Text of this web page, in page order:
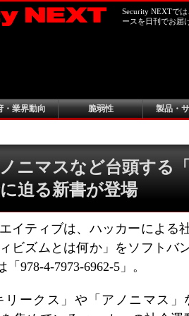
Security NEXTで
ースを日刊でお届
・業界動向 脆弱性 製品・
ノニマスなど台頭する
迫る新書が登場
イティブは、ハッカーによる
ビズムとは何か」をソフトバ
978-4-7973-6962-5」。
リークス」や「アノニマス」